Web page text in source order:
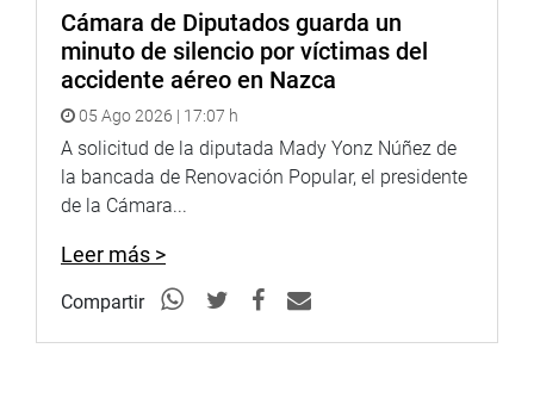
Cámara de Diputados guarda un
minuto de silencio por víctimas del
accidente aéreo en Nazca
05 Ago 2026 | 17:07 h
A solicitud de la diputada Mady Yonz Núñez de
la bancada de Renovación Popular, el presidente
de la Cámara...
Leer más >
Compartir